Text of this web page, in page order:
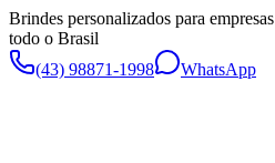
Brindes personalizados para
todo o Brasil
(43) 98871-1998
WhatsApp